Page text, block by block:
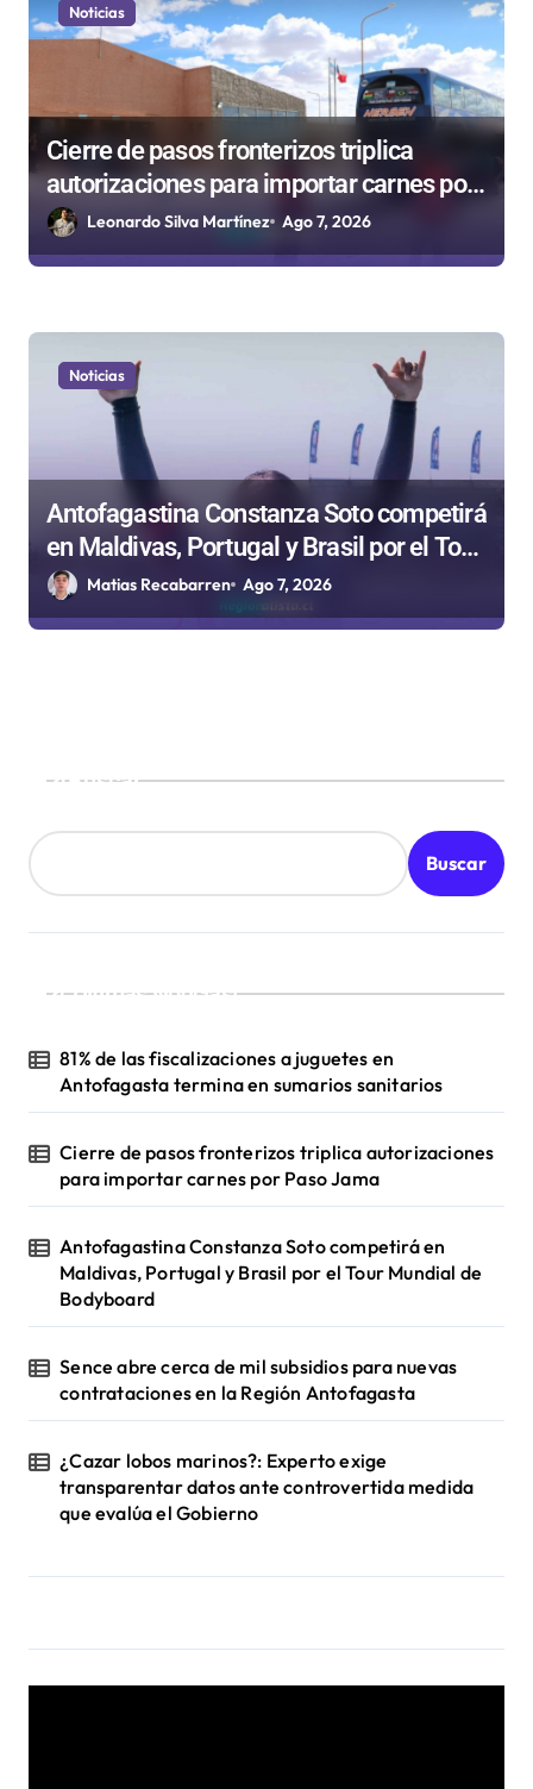
Noticias
Cierre de pasos fronterizos triplica
autorizaciones para importar carnes por
Paso Jama
Leonardo Silva Martínez Ago 7, 2026
Noticias
Antofagastina Constanza Soto competirá
en Maldivas, Portugal y Brasil por el Tour
Mundial de Bodyboard
Matias Recabarren Ago 7, 2026
Buscar
Buscar
¡Ultimas Noticias!
81% de las fiscalizaciones a juguetes en
Antofagasta termina en sumarios sanitarios
Cierre de pasos fronterizos triplica autorizaciones
para importar carnes por Paso Jama
Antofagastina Constanza Soto competirá en
Maldivas, Portugal y Brasil por el Tour Mundial de
Bodyboard
Sence abre cerca de mil subsidios para nuevas
contrataciones en la Región Antofagasta
¿Cazar lobos marinos?: Experto exige
transparentar datos ante controvertida medida
que evalúa el Gobierno